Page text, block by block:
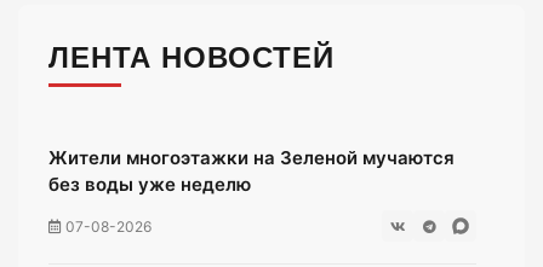
ЛЕНТА НОВОСТЕЙ
Жители многоэтажки на Зеленой мучаются
без воды уже неделю
07-08-2026